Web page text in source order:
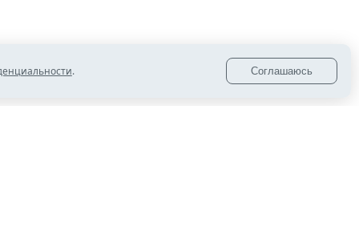
В Челябинской области подвели итоги
. Соглашаюсь